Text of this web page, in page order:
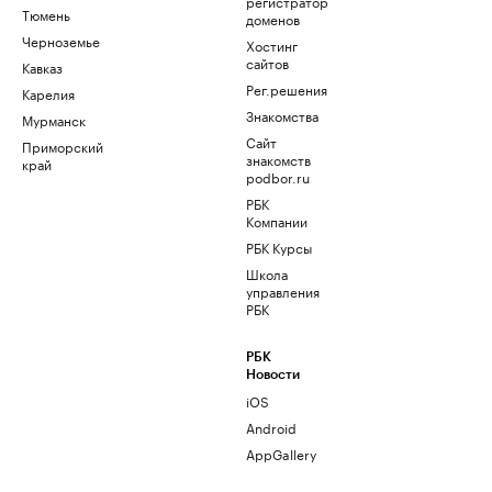
Тюмень
Черноземье
Кавказ
Карелия
Мурманск
Приморский
край
доменов
Хостинг
сайтов
Рег.решения
Знакомства
Сайт
знакомств
podbor.ru
РБК
Компании
РБК Курсы
Школа
управления
РБК
РБК
Новости
iOS
Android
AppGallery